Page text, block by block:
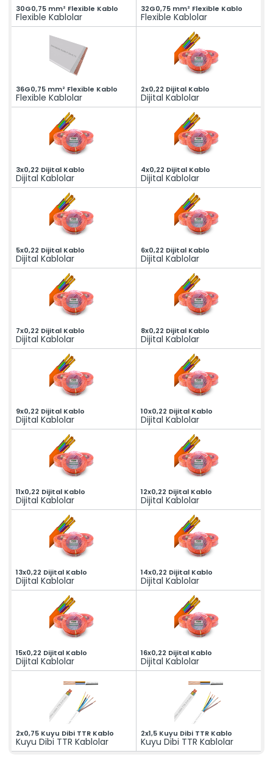
30G0,75 mm² Flexible Kablo
Flexible Kablolar
32G0,75 mm² Flexible Kablo
Flexible Kablolar
36G0,75 mm² Flexible Kablo
Flexible Kablolar
2x0,22 Dijital Kablo
Dijital Kablolar
3x0,22 Dijital Kablo
Dijital Kablolar
4x0,22 Dijital Kablo
Dijital Kablolar
5x0,22 Dijital Kablo
Dijital Kablolar
6x0,22 Dijital Kablo
Dijital Kablolar
7x0,22 Dijital Kablo
Dijital Kablolar
8x0,22 Dijital Kablo
Dijital Kablolar
9x0,22 Dijital Kablo
Dijital Kablolar
10x0,22 Dijital Kablo
Dijital Kablolar
11x0,22 Dijital Kablo
Dijital Kablolar
12x0,22 Dijital Kablo
Dijital Kablolar
13x0,22 Dijital Kablo
Dijital Kablolar
14x0,22 Dijital Kablo
Dijital Kablolar
15x0,22 Dijital Kablo
Dijital Kablolar
16x0,22 Dijital Kablo
Dijital Kablolar
2x0,75 Kuyu Dibi TTR Kablo
Kuyu Dibi TTR Kablolar
2x1,5 Kuyu Dibi TTR Kablo
Kuyu Dibi TTR Kablolar